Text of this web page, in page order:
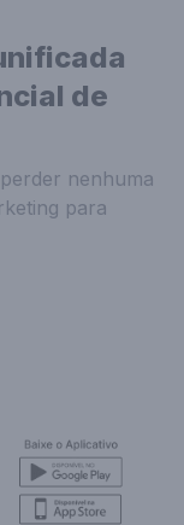
de
nenhuma
para